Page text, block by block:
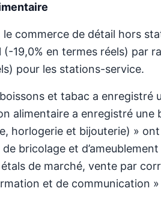
commerce de détail hors
19,0% en termes réels) par
pour les stations-service.
et tabac a enregistré
alimentaire a enregistré une
horlogerie et bijouterie) »
bricolage et
de marché, vente par
et de communication